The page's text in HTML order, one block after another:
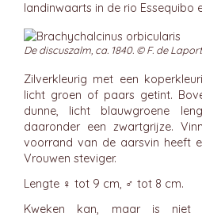
landinwaarts in de rio Essequibo
De discuszalm, ca. 1840. © F. de
Zilverkleurig met een
licht groen of paars getint.
dunne, licht blauwgroene
daaronder een zwartgrijze.
voorrand van de aarsvin heeft
Vrouwen steviger.
Lengte ♀ tot 9 cm, ♂ tot 8 cm.
Kweken kan, maar is niet